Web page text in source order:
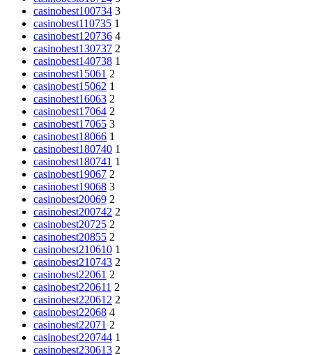
casinobest100734 3
casinobest110735 1
casinobest120736 4
casinobest130737 2
casinobest140738 1
casinobest15061 2
casinobest15062 1
casinobest16063 2
casinobest17064 2
casinobest17065 3
casinobest18066 1
casinobest180740 1
casinobest180741 1
casinobest19067 2
casinobest19068 3
casinobest20069 2
casinobest200742 2
casinobest20725 2
casinobest20855 2
casinobest210610 1
casinobest210743 2
casinobest22061 2
casinobest220611 2
casinobest220612 2
casinobest22068 4
casinobest22071 2
casinobest220744 1
casinobest230613 2